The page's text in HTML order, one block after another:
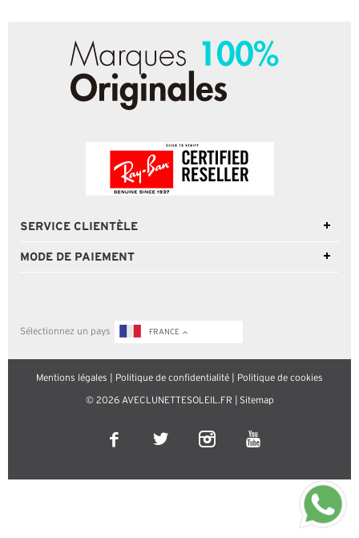
SERVICE CLIENTÈLE
MODE DE PAIEMENT
Sélectionnez un pays FRANCE
Mentions légales Politique de confidentialité Politique de cookies
© 2026 AVECLUNETTESOLEIL.FR | Sitemap